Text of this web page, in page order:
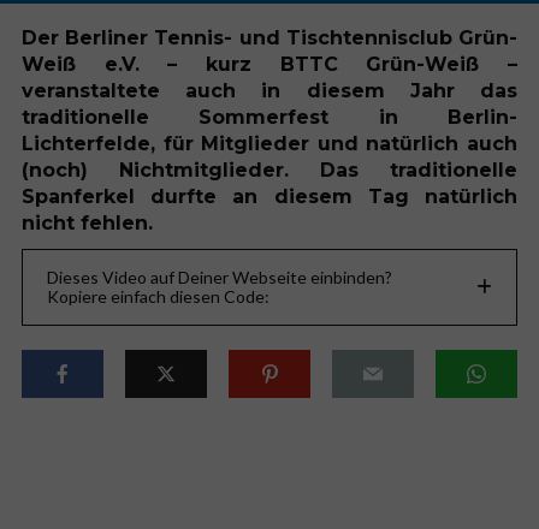
Der Berliner Tennis- und Tischtennisclub Grün-
Weiß e.V. – kurz BTTC Grün-Weiß –
veranstaltete auch in diesem Jahr das
traditionelle Sommerfest in Berlin-
Lichterfelde, für Mitglieder und natürlich auch
(noch) Nichtmitglieder. Das traditionelle
Spanferkel durfte an diesem Tag natürlich
nicht fehlen.
Dieses Video auf Deiner Webseite einbinden?
Kopiere einfach diesen Code: